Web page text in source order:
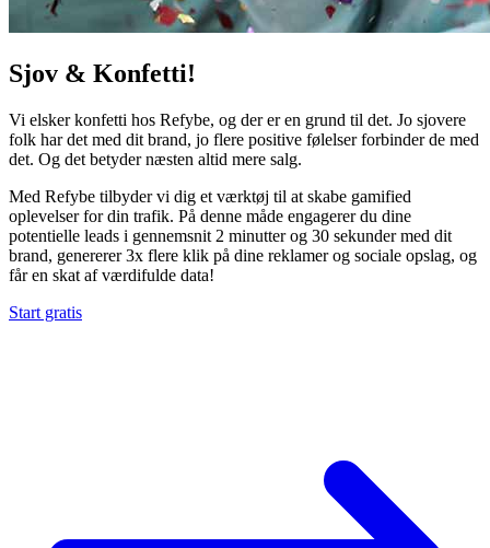
Sjov & Konfetti!
Vi elsker konfetti hos Refybe, og der er en grund til det. Jo sjovere
folk har det med dit brand, jo flere positive følelser forbinder de med
det. Og det betyder næsten altid mere salg.
Med Refybe tilbyder vi dig et værktøj til at skabe gamified
oplevelser for din trafik. På denne måde engagerer du dine
potentielle leads i gennemsnit 2 minutter og 30 sekunder med dit
brand, genererer 3x flere klik på dine reklamer og sociale opslag, og
får en skat af værdifulde data!
Start gratis